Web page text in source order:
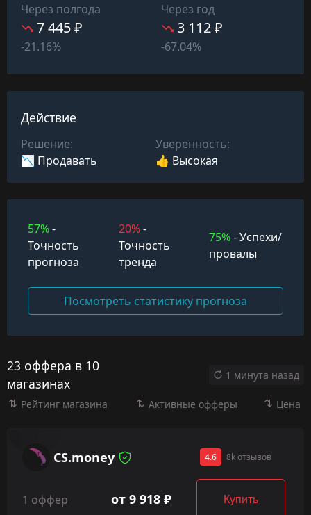
Через полгода
7 445 ₽
-21.16%
Через год
3 112 ₽
-67.04%
Действие
Решение:
📉 Продавать
Уверенность:
👍 Высокая
57%-
Точность
прогноза
20%-
Точность
тренда
75%- Успехи/
провалы
Посмотреть статистику прогноза
23 оффера в 10
магазинах
1 минута назад
Рейтинг магазина Активные офферы Цена
CS.money 4.6 8k отзывов
1 оффер от 9 918 ₽ Купить